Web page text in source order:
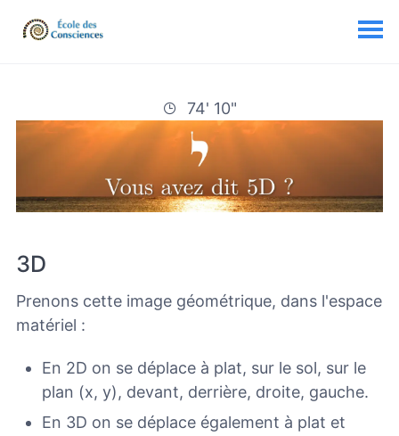
74' 10"
3D
Prenons cette image géométrique, dans l'espace
matériel :
En 2D on se déplace à plat, sur le sol, sur le
plan (x, y), devant, derrière, droite, gauche.
En 3D on se déplace également à plat et